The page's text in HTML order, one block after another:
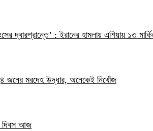
দ্বারপ্রান্তে’ : ইরানের হামলায় এশিয়ায় ১৩
জনের মরদেহ উদ্ধার, অনেকেই নিখোঁজ
দিবস আজ